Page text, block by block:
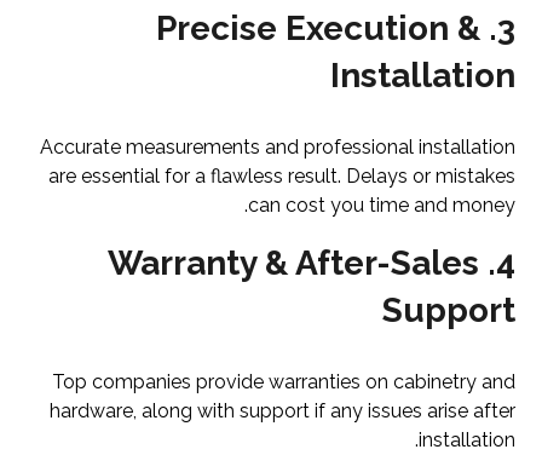
3.
Precise Execution &
Installation
Accurate measurements and professional installation
are essential for a flawless result. Delays or mistakes
can cost you time and money.
4.
Warranty & After-Sales
Support
Top companies provide warranties on cabinetry and
hardware, along with support if any issues arise after
installation.